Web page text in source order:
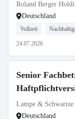
Roland Berger
Deutschland
Vollzeit
24.07.2026
Senior
Lampe &
Deutschland